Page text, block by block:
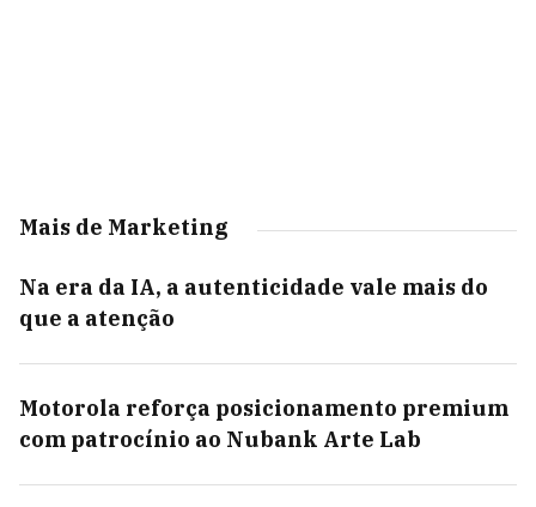
Mais de Marketing
Na era da IA, a autenticidade vale mais do
que a atenção
Motorola reforça posicionamento premium
com patrocínio ao Nubank Arte Lab